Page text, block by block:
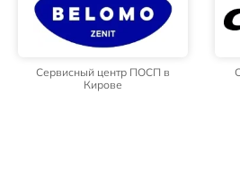
Сервисный центр ПОСП в
Кирове